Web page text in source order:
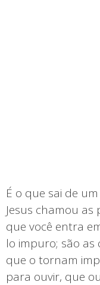
É o que sai de
Jesus chamou as
que você entra
lo impuro; são as
que o tornam
para ouvir, que